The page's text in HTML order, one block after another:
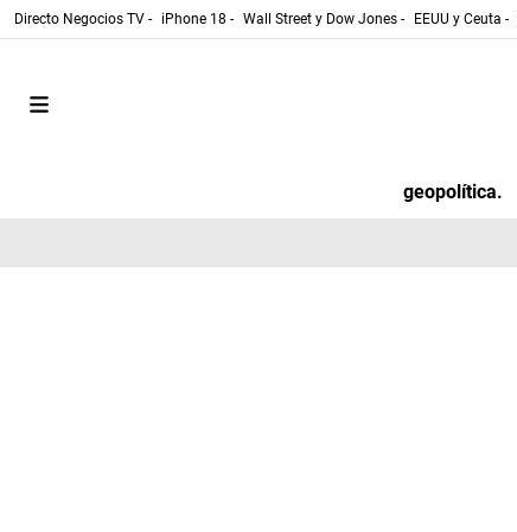
Directo Negocios TV - iPhone 18 - Wall Street y Dow Jones - EEUU y Ceuta -
geopolítica.